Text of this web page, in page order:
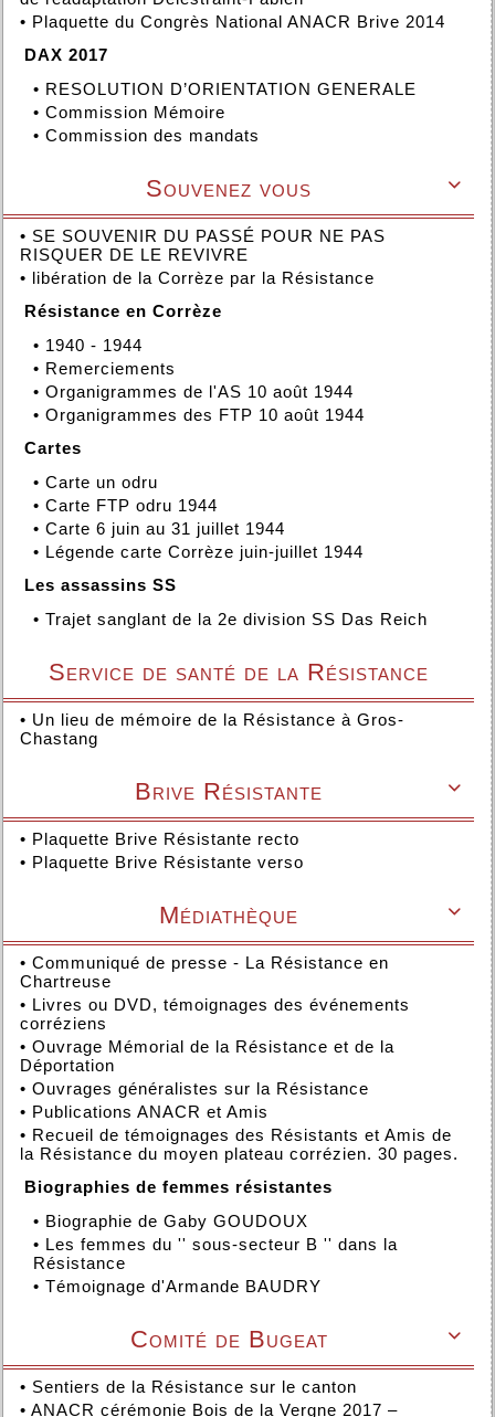
• Plaquette du Congrès National ANACR Brive 2014
DAX 2017
• RESOLUTION D’ORIENTATION GENERALE
• Commission Mémoire
• Commission des mandats

Souvenez vous
• SE SOUVENIR DU PASSÉ POUR NE PAS
RISQUER DE LE REVIVRE
• libération de la Corrèze par la Résistance
Résistance en Corrèze
• 1940 - 1944
• Remerciements
• Organigrammes de l'AS 10 août 1944
• Organigrammes des FTP 10 août 1944
Cartes
• Carte un odru
• Carte FTP odru 1944
• Carte 6 juin au 31 juillet 1944
• Légende carte Corrèze juin-juillet 1944
Les assassins SS
• Trajet sanglant de la 2e division SS Das Reich
Service de santé de la Résistance
• Un lieu de mémoire de la Résistance à Gros-
Chastang

Brive Résistante
• Plaquette Brive Résistante recto
• Plaquette Brive Résistante verso

Médiathèque
• Communiqué de presse - La Résistance en
Chartreuse
• Livres ou DVD, témoignages des événements
corréziens
• Ouvrage Mémorial de la Résistance et de la
Déportation
• Ouvrages généralistes sur la Résistance
• Publications ANACR et Amis
• Recueil de témoignages des Résistants et Amis de
la Résistance du moyen plateau corrézien. 30 pages.
Biographies de femmes résistantes
• Biographie de Gaby GOUDOUX
• Les femmes du '' sous-secteur B '' dans la
Résistance
• Témoignage d'Armande BAUDRY

Comité de Bugeat
• Sentiers de la Résistance sur le canton
• ANACR cérémonie Bois de la Vergne 2017 –